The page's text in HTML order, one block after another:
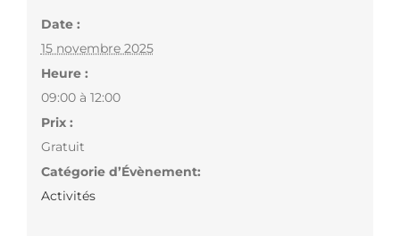
Date :
15 novembre 2025
Heure :
09:00 à 12:00
Prix :
Gratuit
Catégorie d’Évènement:
Activités